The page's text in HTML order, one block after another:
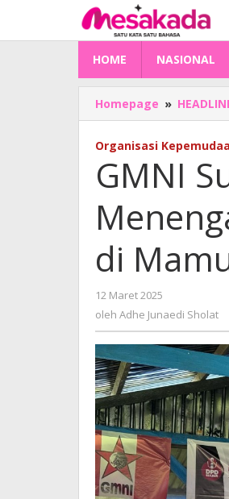
konten
HOME NASIONAL
Homepage »
Organisasi
GMNI
di
12 Maret 2025
Adhe
oleh Adhe Junaedi Sholat